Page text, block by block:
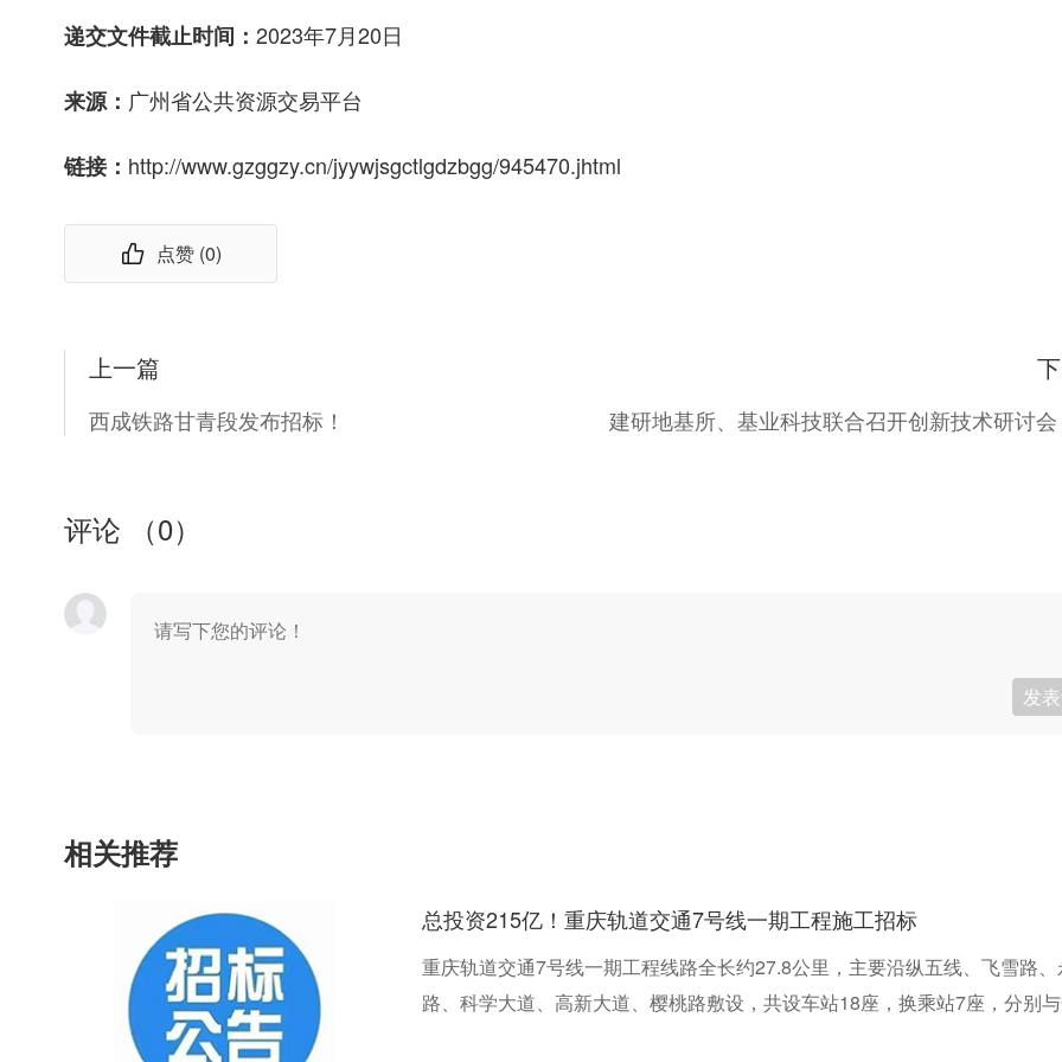
递交文件截止时间： 2023年7月20日
来源： 广州省公共资源交易平台
链接： http://www.gzggzy.cn/jyywjsgctlgdzbgg/945470.jhtml
点赞 (0)
上一篇
西成铁路甘青段发布招标！
评论 （0）
发
相关推荐
总投资215亿！重庆轨道交通7号线一期工程施工招标
重庆轨道交通7号线一期工程线路全长约27.8公里，主要沿纵五线、飞雪路、
路、科学大道、高新大道、樱桃路敷设，共设车站18座，换乘站7座，分别